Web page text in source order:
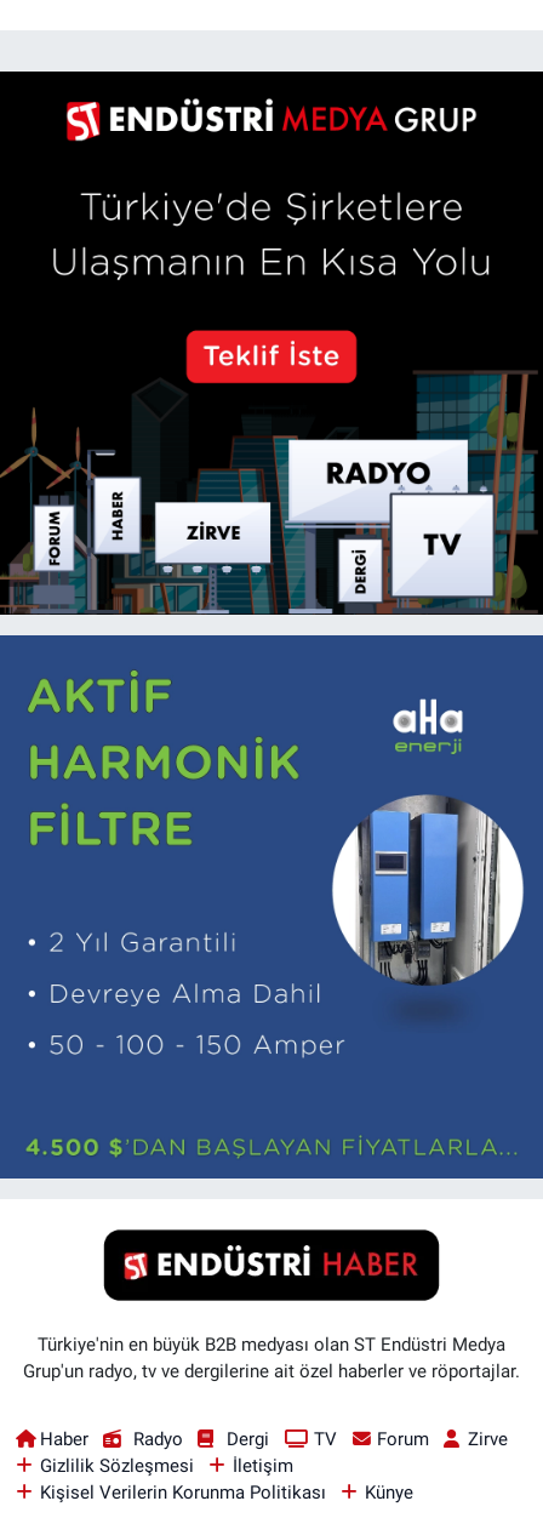
Türkiye'nin en büyük B2B medyası olan ST Endüstri Medya
Grup'un radyo, tv ve dergilerine ait özel haberler ve röportajlar.
Haber Radyo Dergi TV Forum
Zirve
Gizlilik Sözleşmesi
İletişim
Kişisel Verilerin Korunma Politikası
Künye